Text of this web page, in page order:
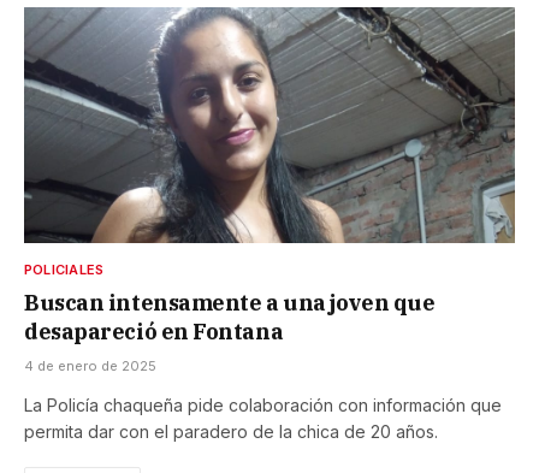
POLICIALES
Buscan intensamente a una joven que
desapareció en Fontana
4 de enero de 2025
La Policía chaqueña pide colaboración con información que
permita dar con el paradero de la chica de 20 años.